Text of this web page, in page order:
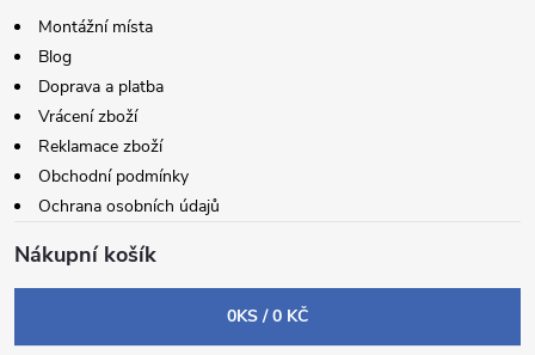
Montážní místa
Blog
Doprava a platba
Vrácení zboží
Reklamace zboží
Obchodní podmínky
Ochrana osobních údajů
Nákupní košík
0KS /0 KČ